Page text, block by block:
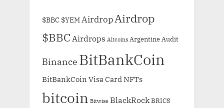
$BBC $YEMAirdropAirdrop
$BBCAirdrops Altcoins ArgentineAudit
Binance BitBankCoin
BitBankCoin Visa Card NFTs
bitcoin Bitwise BlackRockBRICS